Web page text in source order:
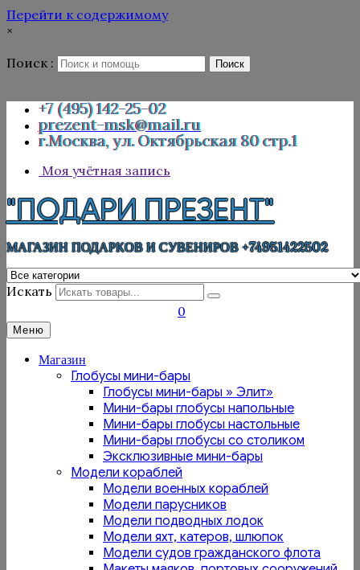
Перейти к содержимому
×
Поиск :
Поиск
+7 (495) 142-25-02
prezent-msk@mail.ru
г.Москва, ул. Октябрьская 80 стр.1
Моя учётная запись
"ПОДАРИ ПРЕЗЕНТ"
МАГАЗИН ПОДАРКОВ И СУВЕНИРОВ +74951422502
Искать
0
Меню
Магазин
Глобусы мини-бары
Глобусы мини-бары » Элит»
Мини-бары глобусы напольные
Мини-бары глобусы настольные
Мини-бары глобусы со столиком
Эксклюзивные мини-бары
Модели кораблей
Модели военных кораблей
Модели парусников
Модели подводных лодок
Модели яхт, катеров, шлюпок
Модели судов гражданского флота